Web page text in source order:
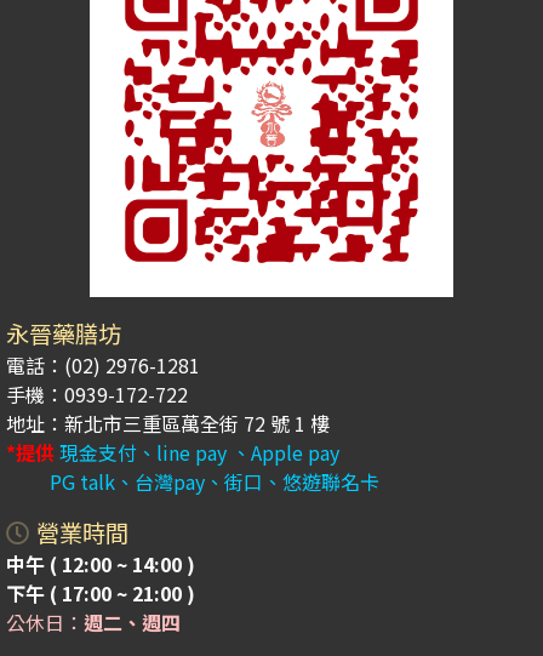
永晉藥膳坊
電話：(02) 2976-1281
手機：0939-172-722
地址：新北市三重區萬全街 72 號 1 樓
*提供現金支付、line pay 、Apple pay
PG talk、台灣pay、街口、悠遊聯名卡
營業時間
中午 ( 12:00 ~ 14:00 )
下午 ( 17:00 ~ 21:00 )
公休日： 週二、週四